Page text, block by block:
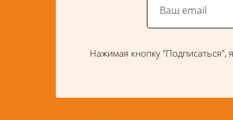
Нажимая кнопку "Подписаться",